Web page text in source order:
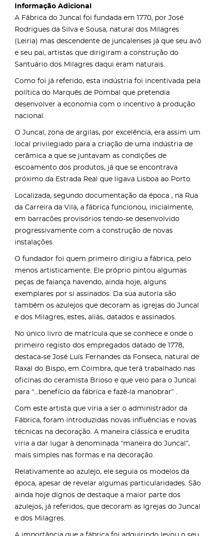
Informação Adicional
A Fábrica do Juncal foi fundada em 1770, por José
Rodrigues da Silva e Sousa, natural dos Milagres
(Leiria) mas descendente de juncalenses já que seu avô
e seu pai, artistas que dirigiram a construção do
Santuário dos Milagres daqui eram naturais.
Como foi já referido, esta indústria foi incentivada pela
política do Marquês de Pombal que pretendia
desenvolver a economia com o incentivo à produção
nacional.
O Juncal, zona de argilas, por excelência, era assim um
local privilegiado para a criação de uma indústria de
cerâmica a que se juntavam as condições de
escoamento dos produtos, já que se encontrava
próximo da Estrada Real que ligava Lisboa ao Porto.
Localizada, segundo documentação da época , na Rua
da Carreira da Vila, a fábrica funcionou, inicialmente,
em barracões provisórios tendo-se desenvolvido
progressivamente com a construção de novas
instalações.
O fundador foi quem primeiro dirigiu a fábrica, pelo
menos artisticamente. Ele próprio pintou algumas
peças de faiança havendo, ainda hoje, alguns
exemplares por si assinados. Da sua autoria são
também os azulejos que decoram as igrejas do Juncal
e dos Milagres, estes, aliás, datados e assinados.
No único livro de matrícula que se conhece e onde o
primeiro registo dos empregados datado de 1778,
destaca-se José Luís Fernandes da Fonseca, natural de
Raxal do Bispo, em Coimbra, que terá trabalhado nas
oficinas do ceramista Brioso e que veio para o Juncal
para “...benefício da fábrica e fazê-la manobrar” .
Com este artista que viria a ser o administrador da
Fábrica, foram introduzidas novas influências e novas
técnicas na decoração. A maneira clássica e erudita
viria a dar lugar à denominada “maneira do Juncal”,
mais simples nas formas e na decoração.
Relativamente ao azulejo, ele seguia os modelos da
época, apesar de revelar algumas particularidades. São
ainda hoje dignos de destaque a maior parte dos
azulejos, já referidos, que decoram as Igrejas do Juncal
e dos Milagres.